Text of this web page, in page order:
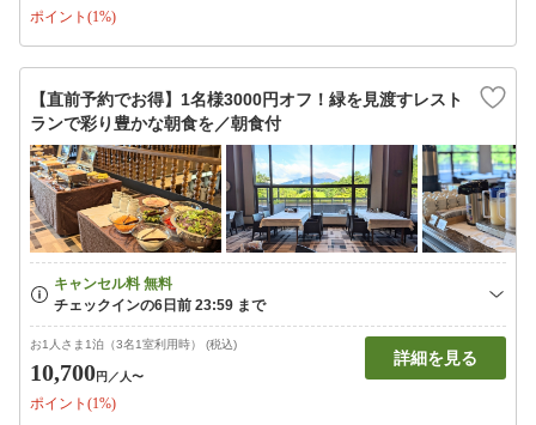
ポイント(1%)
【直前予約でお得】1名様3000円オフ！緑を見渡すレスト
ランで彩り豊かな朝食を／朝食付
お1人さま1泊（3名1室利用時） (税込)
10,700円 ／人〜
ポイント(1%)
詳細を見る